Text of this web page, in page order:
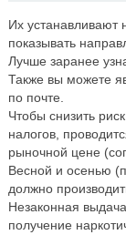
Их устанавливают
показывать
Лучше заранее
Также вы можете
по почте.
Чтобы снизить
налогов,
рыночной цене
Весной и осенью
должно
Незаконная
получение